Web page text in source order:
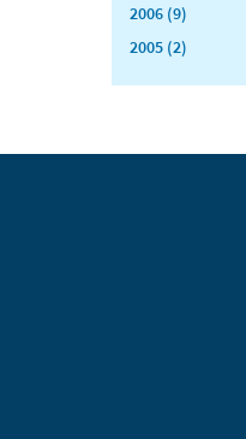
2006 (9)
2005 (2)